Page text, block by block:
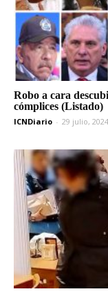
Robo a cara
cómplices (Listado)
ICNDiario - 29 julio, 2024